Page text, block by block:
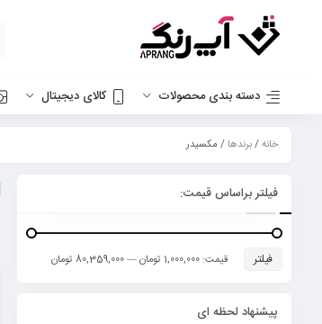
دسته بندی محصولات کالای دیجیتال
خانه/برندها / مکسیدر
فیلتر براساس قیمت:
فیلتر قیمت: 1,000,000 تومان —80,359,000 تومان
پیشنهاد لحظه ای